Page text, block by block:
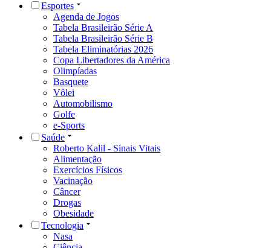
Esportes
Agenda de Jogos
Tabela Brasileirão Série A
Tabela Brasileirão Série B
Tabela Eliminatórias 2026
Copa Libertadores da América
Olimpíadas
Basquete
Vôlei
Automobilismo
Golfe
e-Sports
Saúde
Roberto Kalil - Sinais Vitais
Alimentação
Exercícios Físicos
Vacinação
Câncer
Drogas
Obesidade
Tecnologia
Nasa